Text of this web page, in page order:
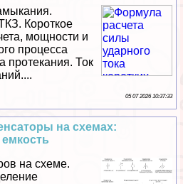
Короткое
мощности и
процесса
протекания. Ток
05 07 2026 10:37:33
на схемах:
на схеме.